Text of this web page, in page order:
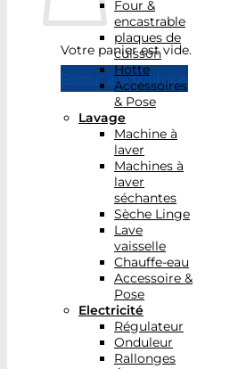
Votre panier est vide.
Retour à la boutique
Four &
encastrable
plaques de
cuisson
Hotte
Accessoires
& Pose
Lavage
Machine à
laver
Machines à
laver
séchantes
Sèche Linge
Lave
vaisselle
Chauffe-eau
Accessoire &
Pose
Electricité
Régulateur
Onduleur
Rallonges